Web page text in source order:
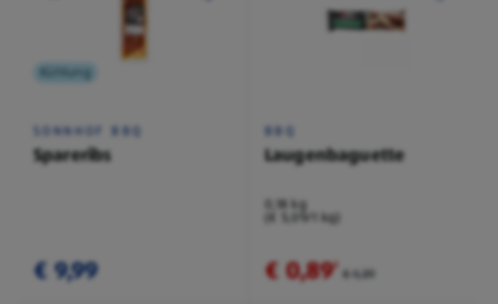
Kühlung
SONNHOF BBQ
Spareribs
€ 9,99
BBQ
Laugenbaguette
0,18 kg
(€ 5,09/1 kg)
€ 0,89² € 1,39